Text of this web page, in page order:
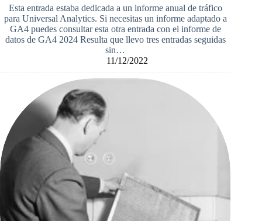
Esta entrada estaba dedicada a un informe anual de tráfico
para Universal Analytics. Si necesitas un informe adaptado a
GA4 puedes consultar esta otra entrada con el informe de
datos de GA4 2024 Resulta que llevo tres entradas seguidas
sin…
11/12/2022